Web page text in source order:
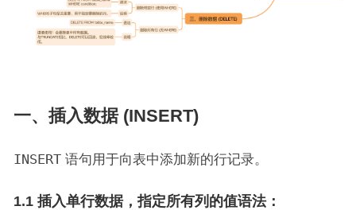
一、插入数据 (INSERT)
INSERT语句用于向表中添加新的行记录。
1.1 插入单行数据，指定所有列的值语法：